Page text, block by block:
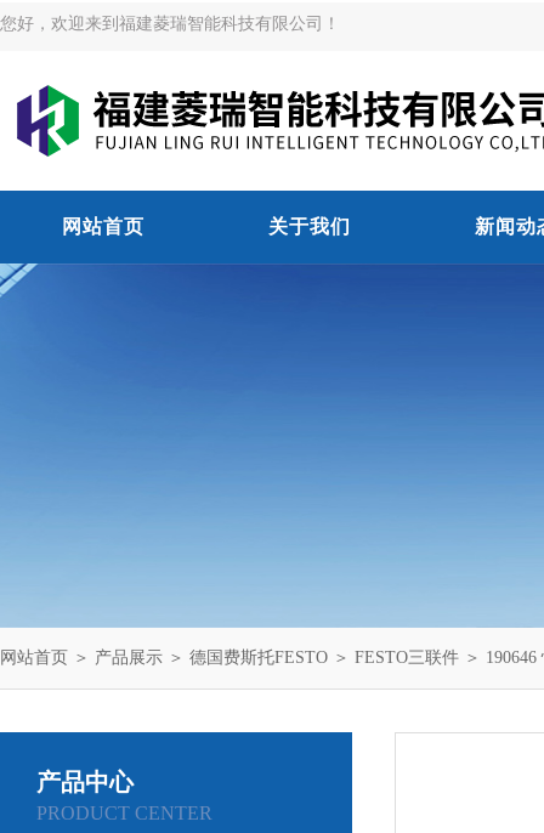
您好，欢迎来到福建菱瑞智能科技有限公司！
网站首页 关于我们 新闻动
网站首页 ＞ 产品展示 ＞ 德国费斯托FESTO ＞ FESTO三联件 ＞ 190646
产品中心
PRODUCT CENTER